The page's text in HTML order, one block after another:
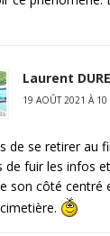
Laurent
19 AOÛT 2021 À
de se retirer au
de fuir les infos
son côté centré